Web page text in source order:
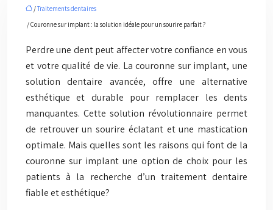
/Traitements dentaires
/ Couronne sur implant : la solution idéale pour un sourire parfait ?
Perdre une dent peut affecter votre confiance en vous
et votre qualité de vie. La couronne sur implant, une
solution dentaire avancée, offre une alternative
esthétique et durable pour remplacer les dents
manquantes. Cette solution révolutionnaire permet
de retrouver un sourire éclatant et une mastication
optimale. Mais quelles sont les raisons qui font de la
couronne sur implant une option de choix pour les
patients à la recherche d’un traitement dentaire
fiable et esthétique?